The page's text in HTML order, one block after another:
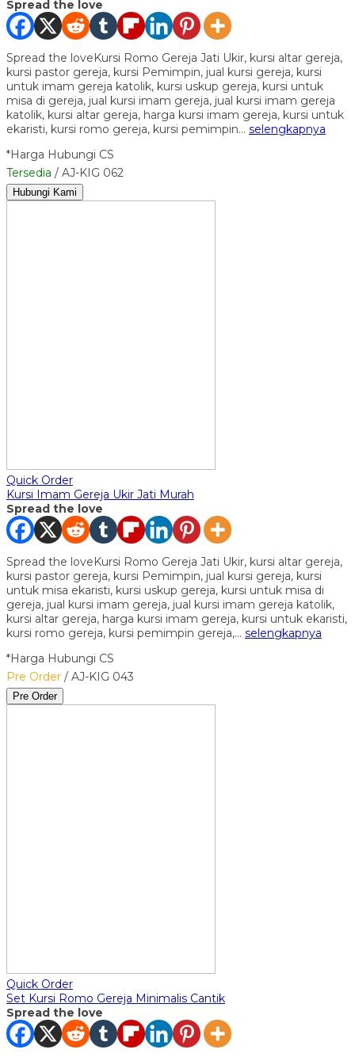
Spread the love
Spread the loveKursi Romo Gereja Jati Ukir, kursi altar gereja,
kursi pastor gereja, kursi Pemimpin, jual kursi gereja, kursi
untuk imam gereja katolik, kursi uskup gereja, kursi untuk
misa di gereja, jual kursi imam gereja, jual kursi imam gereja
katolik, kursi altar gereja, harga kursi imam gereja, kursi untuk
ekaristi, kursi romo gereja, kursi pemimpin… selengkapnya
*Harga Hubungi CS
Tersedia / AJ-KIG 062
Hubungi Kami
Quick Order
Kursi Imam Gereja Ukir Jati Murah
Spread the love
Spread the loveKursi Romo Gereja Jati Ukir, kursi altar gereja,
kursi pastor gereja, kursi Pemimpin, jual kursi gereja, kursi
untuk misa ekaristi, kursi uskup gereja, kursi untuk misa di
gereja, jual kursi imam gereja, jual kursi imam gereja katolik,
kursi altar gereja, harga kursi imam gereja, kursi untuk ekaristi,
kursi romo gereja, kursi pemimpin gereja,… selengkapnya
*Harga Hubungi CS
Pre Order / AJ-KIG 043
Pre Order
Quick Order
Set Kursi Romo Gereja Minimalis Cantik
Spread the love